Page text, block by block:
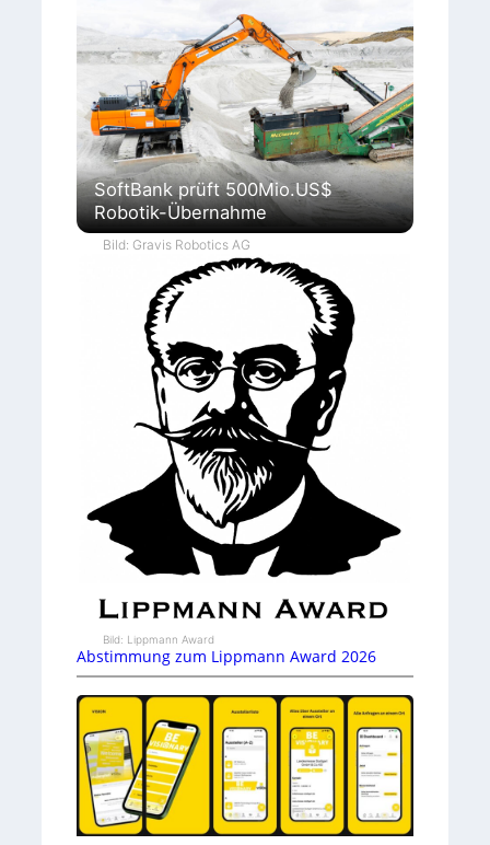
SoftBank prüft 500Mio.US$
Robotik-Übernahme
Bild: Gravis Robotics AG
Bild: Lippmann Award
Abstimmung zum Lippmann Award 2026